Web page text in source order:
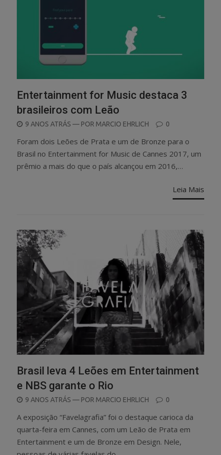
Entertainment for Music destaca 3
brasileiros com Leão
POSTED
9 ANOS ATRÁS — POR MARCIO EHRLICH 0
Foram dois Leões de Prata e um de Bronze para o
Brasil no Entertainment for Music de Cannes 2017, um
prêmio a mais do que o país alcançou em 2016,…
Leia Mais
Brasil leva 4 Leões em Entertainment
e NBS garante o Rio
POSTED
9 ANOS ATRÁS — POR MARCIO EHRLICH 0
A exposição “Favelagrafia” foi o destaque carioca da
quarta-feira em Cannes, com um Leão de Prata em
Entertainment e um de Bronze em Design. Nele,